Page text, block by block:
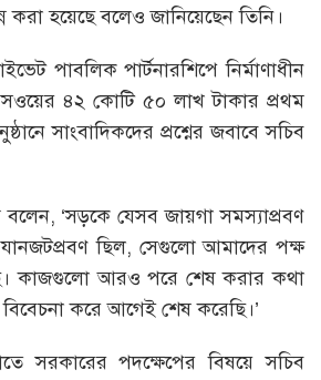
হয়েছে বলেও জানিয়েছেন তিনি।
পাবলিক পার্টনারশিপে নির্মাণাধীন
৪২ কোটি ৫০ লাখ টাকার প্রথম
সাংবাদিকদের প্রশ্নের জবাবে সচিব
‘সড়কে যেসব জায়গা সমস্যাপ্রবণ
যানজটপ্রবণ ছিল, সেগুলো আমাদের পক্ষ
কাজগুলো আরও পরে শেষ করার কথা
করে আগেই শেষ করেছি।’
সরকারের পদক্ষেপের বিষয়ে সচিব